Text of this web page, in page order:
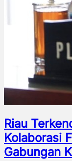
Riau
Kolaborasi
Gabungan